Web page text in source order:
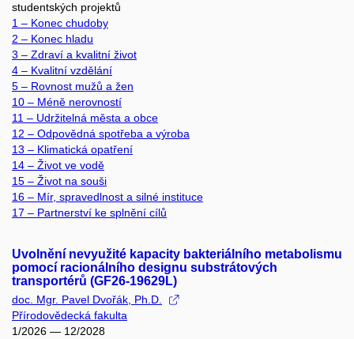
studentských projektů
1 – Konec chudoby
2 – Konec hladu
3 – Zdraví a kvalitní život
4 – Kvalitní vzdělání
5 – Rovnost mužů a žen
10 – Méně nerovností
11 – Udržitelná města a obce
12 – Odpovědná spotřeba a výroba
13 – Klimatická opatření
14 – Život ve vodě
15 – Život na souši
16 – Mír, spravedlnost a silné instituce
17 – Partnerství ke splnění cílů
Uvolnění nevyužité kapacity bakteriálního metabolismu
pomocí racionálního designu substrátových
transportérů (GF26-19629L)
doc. Mgr. Pavel Dvořák, Ph.D.
Přírodovědecká fakulta
1/2026 — 12/2028